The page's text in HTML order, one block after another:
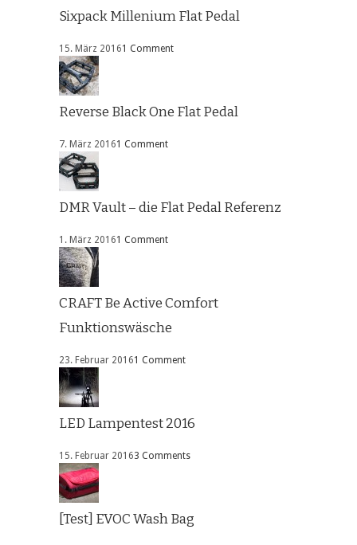
Sixpack Millenium Flat Pedal
15. März 20161 Comment
Reverse Black One Flat Pedal
7. März 20161 Comment
DMR Vault – die Flat Pedal Referenz
1. März 20161 Comment
CRAFT Be Active Comfort
Funktionswäsche
23. Februar 20161 Comment
LED Lampentest 2016
15. Februar 20163 Comments
[Test] EVOC Wash Bag